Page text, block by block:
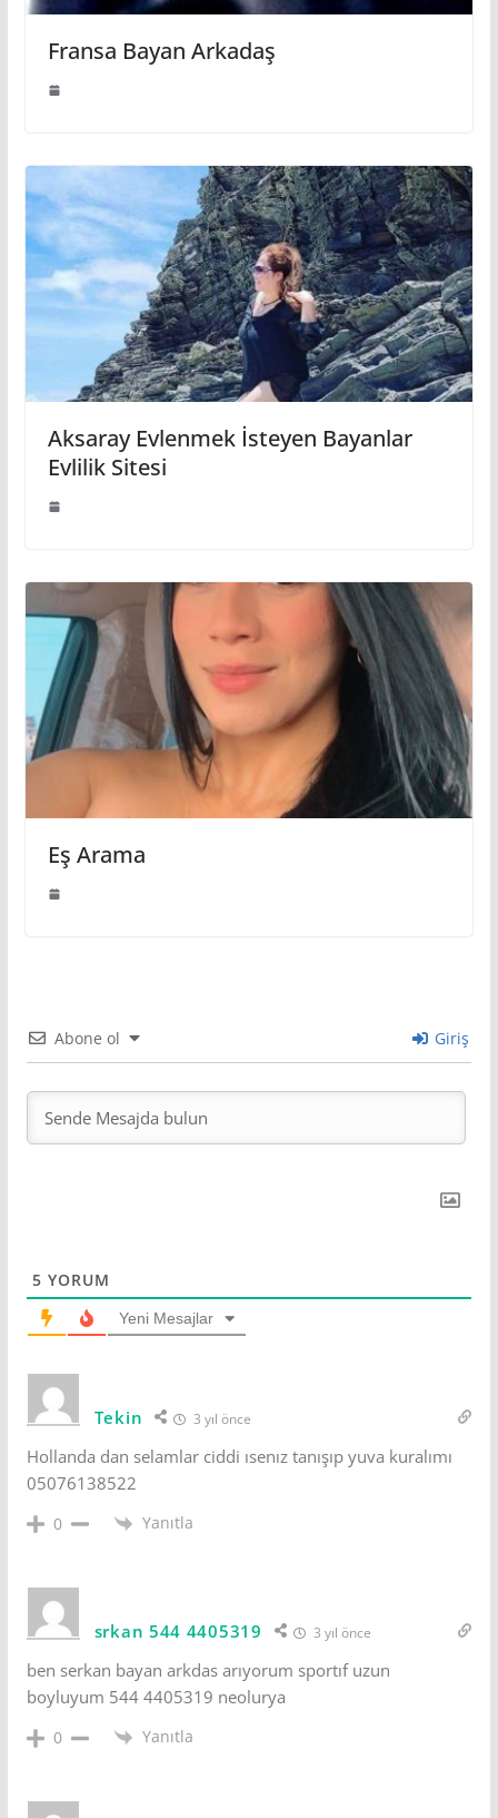
Fransa Bayan Arkadaş
Aksaray Evlenmek İsteyen Bayanlar
Evlilik Sitesi
Eş Arama
Abone ol Giriş
5 YORUM
Yeni Mesajlar
Tekin 3 yıl önce
Hollanda dan selamlar ciddi ısenız tanışıp yuva kuralımı
05076138522
0 Yanıtla
srkan 544 4405319 3 yıl önce
ben serkan bayan arkdas arıyorum sportıf uzun
boyluyum 544 4405319 neolurya
0 Yanıtla